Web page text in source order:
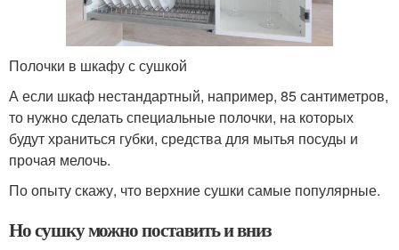
Полочки в шкафу с сушкой
А если шкаф нестандартный, например, 85 сантиметров,
то нужно сделать специальные полочки, на которых
будут храниться губки, средства для мытья посуды и
прочая мелочь.
По опыту скажу, что верхние сушки самые популярные.
Но сушку можно поставить и вниз